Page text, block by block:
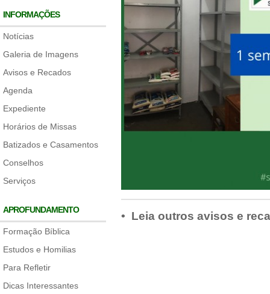
INFORMAÇÕES
Notícias
Galeria de Imagens
Avisos e Recados
Agenda
Expediente
Horários de Missas
Batizados e Casamentos
Conselhos
Serviços
APROFUNDAMENTO
Formação Bíblica
Estudos e Homilias
Para Refletir
Dicas Interessantes
• Leia outros avisos e